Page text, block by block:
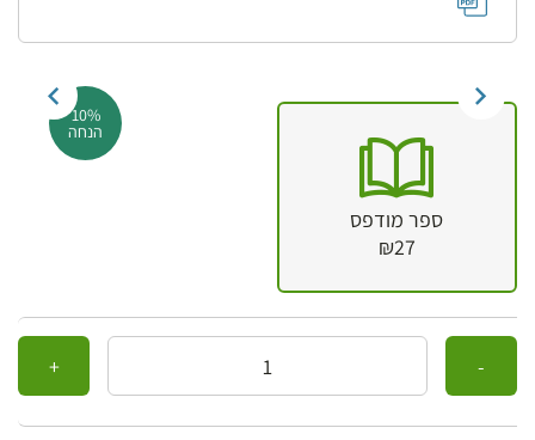
10%
הנחה
ספר מודפס
₪27
כמות